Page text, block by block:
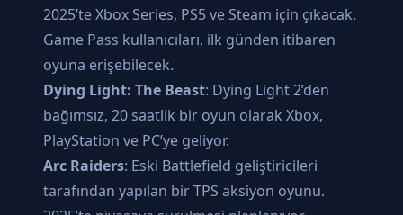
2025’te Xbox Series, PS5 ve Steam için çıkacak.
Game Pass kullanıcıları, ilk günden itibaren
oyuna erişebilecek.
Dying Light: The Beast: Dying Light 2’den
bağımsız, 20 saatlik bir oyun olarak Xbox,
PlayStation ve PC’ye geliyor.
Arc Raiders: Eski Battlefield geliştiricileri
tarafından yapılan bir TPS aksiyon oyunu.